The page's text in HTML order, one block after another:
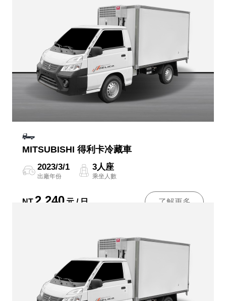
MITSUBISHI 得利卡冷藏車
2023/3/1
出廠年份
3人座
乘坐人數
NT 2,240 元 / 日 了解更多